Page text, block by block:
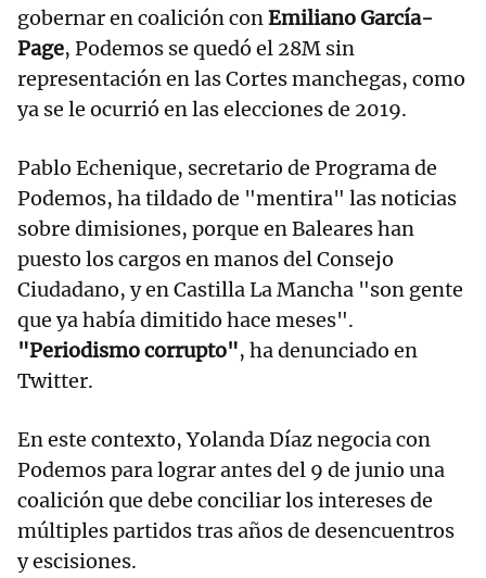
gobernar en coalición conEmiliano García-
Page, Podemos se quedó el 28M sin
representación en las Cortes manchegas, como
ya se le ocurrió en las elecciones de 2019.
Pablo Echenique, secretario de Programa de
Podemos, ha tildado de "mentira" las noticias
sobre dimisiones, porque en Baleares han
puesto los cargos en manos del Consejo
Ciudadano, y en Castilla La Mancha "son gente
que ya había dimitido hace meses".
"Periodismo corrupto", ha denunciado en
Twitter.
En este contexto, Yolanda Díaz negocia con
Podemos para lograr antes del 9 de junio una
coalición que debe conciliar los intereses de
múltiples partidos tras años de desencuentros
y escisiones.